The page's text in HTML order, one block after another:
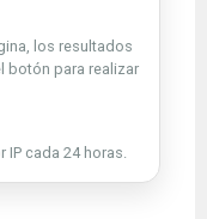
los resultados
botón para realizar
cada 24 horas.